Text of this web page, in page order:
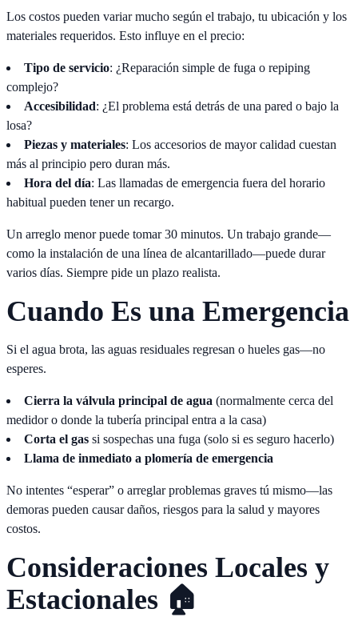
Los costos pueden variar mucho según el trabajo, tu ubicación y los
materiales requeridos. Esto influye en el precio:
Tipo de servicio: ¿Reparación simple de fuga o repiping
complejo?
Accesibilidad: ¿El problema está detrás de una pared o bajo la
losa?
Piezas y materiales: Los accesorios de mayor calidad cuestan
más al principio pero duran más.
Hora del día: Las llamadas de emergencia fuera del horario
habitual pueden tener un recargo.
Un arreglo menor puede tomar 30 minutos. Un trabajo grande—
como la instalación de una línea de alcantarillado—puede durar
varios días. Siempre pide un plazo realista.
Cuando Es una Emergencia
Si el agua brota, las aguas residuales regresan o hueles gas—no
esperes.
Cierra la válvula principal de agua (normalmente cerca del
medidor o donde la tubería principal entra a la casa)
Corta el gas si sospechas una fuga (solo si es seguro hacerlo)
Llama de inmediato a plomería de emergencia
No intentes “esperar” o arreglar problemas graves tú mismo—las
demoras pueden causar daños, riesgos para la salud y mayores
costos.
Consideraciones Locales y
Estacionales 🏠